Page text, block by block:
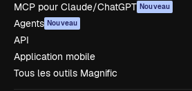
MCP pour Claude/ChatGPT Nouveau
Agents Nouveau
API
Application mobile
Tous les outils Magnific